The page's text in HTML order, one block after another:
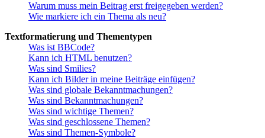
Warum muss mein Beitrag erst freigegeben werden?
Wie markiere ich ein Thema als neu?
Textformatierung und Thementypen
Was ist BBCode?
Kann ich HTML benutzen?
Was sind Smilies?
Kann ich Bilder in meine Beiträge einfügen?
Was sind globale Bekanntmachungen?
Was sind Bekanntmachungen?
Was sind wichtige Themen?
Was sind geschlossene Themen?
Was sind Themen-Symbole?